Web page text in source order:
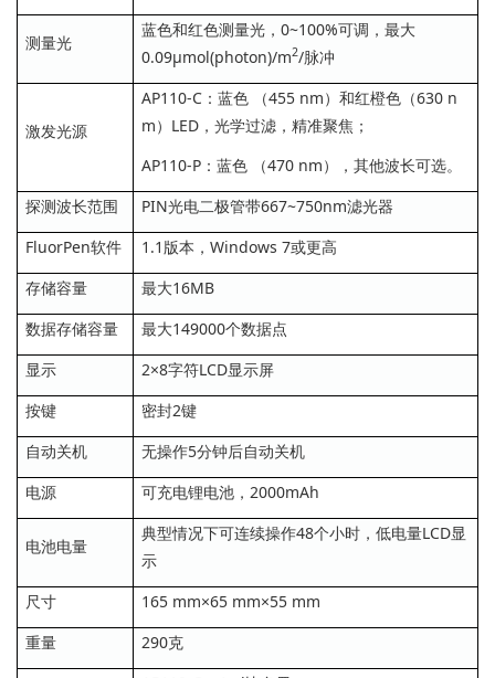
测量光
蓝色和红色测量光，0~100%可调，最大
0.09µmol(photon)/m2/脉冲
激发光源
AP110-C：蓝色 （455 nm）和红橙色（630 n
m）LED，光学过滤，精准聚焦；
AP110-P：蓝色 （470 nm），其他波长可选。
探测波长范围
PIN光电二极管带667~750nm滤光器
FluorPen软件
1.1版本，Windows 7或更高
存储容量
最大16MB
数据存储容量
最大149000个数据点
显示
2×8字符LCD显示屏
按键
密封2键
自动关机
无操作5分钟后自动关机
电源
可充电锂电池，2000mAh
电池电量
典型情况下可连续操作48个小时，低电量LCD显
示
尺寸
165 mm×65 mm×55 mm
重量
290克